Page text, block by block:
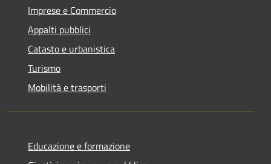
Imprese e Commercio
Appalti pubblici
Catasto e urbanistica
Turismo
Mobilità e trasporti
Educazione e formazione